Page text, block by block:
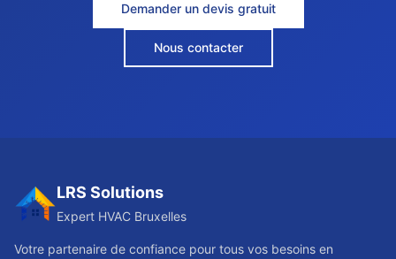
Demander un devis gratuit
Nous contacter
LRS Solutions
Expert HVAC Bruxelles
Votre partenaire de confiance pour tous vos besoins en